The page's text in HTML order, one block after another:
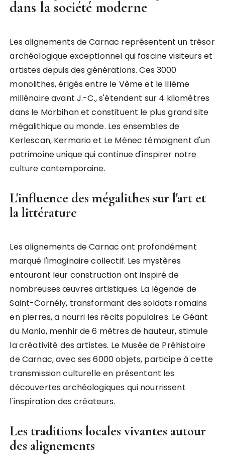
dans la société moderne
Les alignements de Carnac représentent un trésor
archéologique exceptionnel qui fascine visiteurs et
artistes depuis des générations. Ces 3000
monolithes, érigés entre le Vème et le IIIème
millénaire avant J.-C., s'étendent sur 4 kilomètres
dans le Morbihan et constituent le plus grand site
mégalithique au monde. Les ensembles de
Kerlescan, Kermario et Le Ménec témoignent d'un
patrimoine unique qui continue d'inspirer notre
culture contemporaine.
L'influence des mégalithes sur l'art et
la littérature
Les alignements de Carnac ont profondément
marqué l'imaginaire collectif. Les mystères
entourant leur construction ont inspiré de
nombreuses œuvres artistiques. La légende de
Saint-Cornély, transformant des soldats romains
en pierres, a nourri les récits populaires. Le Géant
du Manio, menhir de 6 mètres de hauteur, stimule
la créativité des artistes. Le Musée de Préhistoire
de Carnac, avec ses 6000 objets, participe à cette
transmission culturelle en présentant les
découvertes archéologiques qui nourrissent
l'inspiration des créateurs.
Les traditions locales vivantes autour
des alignements